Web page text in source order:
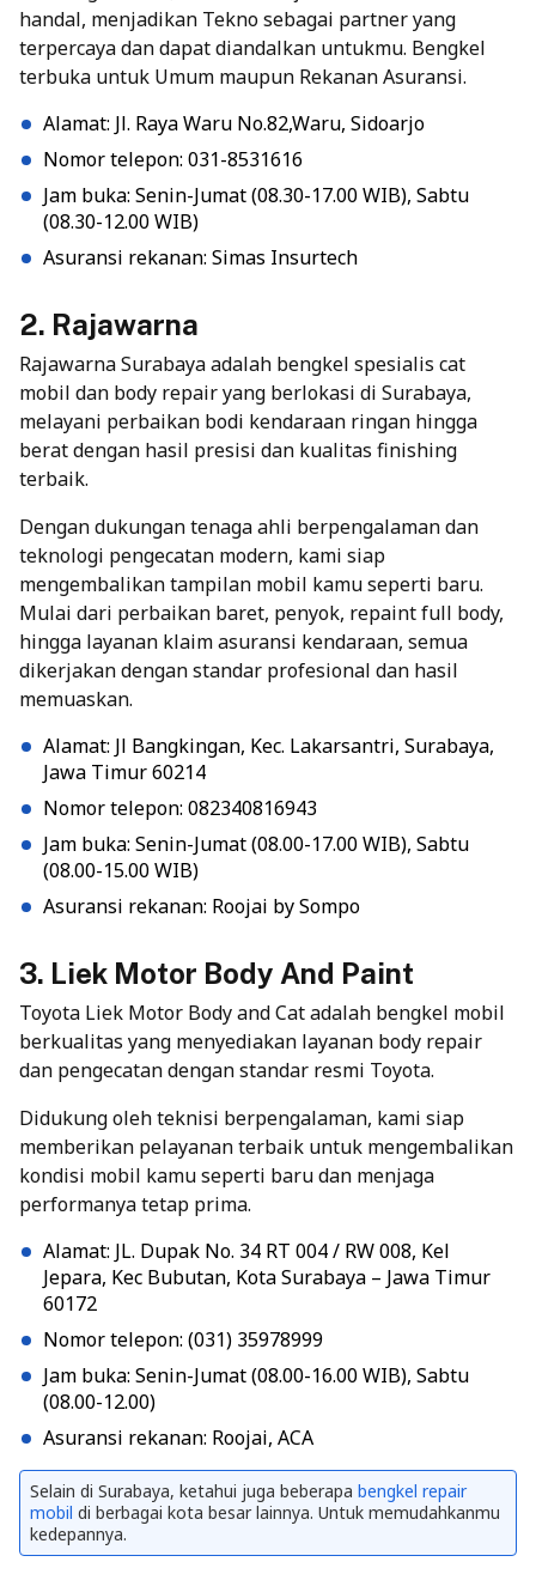
handal, menjadikan Tekno sebagai partner yang
terpercaya dan dapat diandalkan untukmu. Bengkel
terbuka untuk Umum maupun Rekanan Asuransi.
Alamat: Jl. Raya Waru No.82,Waru, Sidoarjo
Nomor telepon: 031-8531616
Jam buka: Senin-Jumat (08.30-17.00 WIB), Sabtu
(08.30-12.00 WIB)
Asuransi rekanan: Simas Insurtech
2. Rajawarna
Rajawarna Surabaya adalah bengkel spesialis cat
mobil dan body repair yang berlokasi di Surabaya,
melayani perbaikan bodi kendaraan ringan hingga
berat dengan hasil presisi dan kualitas finishing
terbaik.
Dengan dukungan tenaga ahli berpengalaman dan
teknologi pengecatan modern, kami siap
mengembalikan tampilan mobil kamu seperti baru.
Mulai dari perbaikan baret, penyok, repaint full body,
hingga layanan klaim asuransi kendaraan, semua
dikerjakan dengan standar profesional dan hasil
memuaskan.
Alamat: Jl Bangkingan, Kec. Lakarsantri, Surabaya,
Jawa Timur 60214
Nomor telepon: 082340816943
Jam buka: Senin-Jumat (08.00-17.00 WIB), Sabtu
(08.00-15.00 WIB)
Asuransi rekanan: Roojai by Sompo
3. Liek Motor Body And Paint
Toyota Liek Motor Body and Cat adalah bengkel mobil
berkualitas yang menyediakan layanan body repair
dan pengecatan dengan standar resmi Toyota.
Didukung oleh teknisi berpengalaman, kami siap
memberikan pelayanan terbaik untuk mengembalikan
kondisi mobil kamu seperti baru dan menjaga
performanya tetap prima.
Alamat: JL. Dupak No. 34 RT 004 / RW 008, Kel
Jepara, Kec Bubutan, Kota Surabaya – Jawa Timur
60172
Nomor telepon: (031) 35978999
Jam buka: Senin-Jumat (08.00-16.00 WIB), Sabtu
(08.00-12.00)
Asuransi rekanan: Roojai, ACA
Selain di Surabaya, ketahui juga beberapa bengkel repair
mobil di berbagai kota besar lainnya. Untuk memudahkanmu
kedepannya.